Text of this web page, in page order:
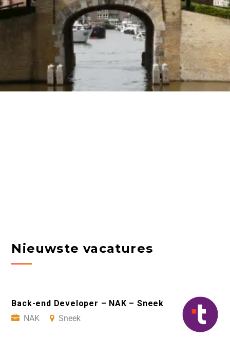
Nieuwste vacatures
Back-end Developer – NAK – Sneek
NAK
Sneek